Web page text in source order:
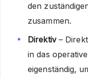
den
zusammen.
Direktiv –
in das
eigenständig,